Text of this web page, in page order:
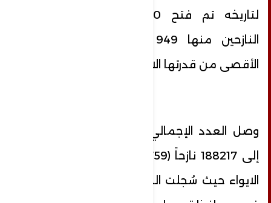
الأقصى من قدرتها الاستيعابية.
وصل العدد الإجمالي للنازحين المسجلين
الايواء حيث سُجلت النسبة الأعلى للنازحين